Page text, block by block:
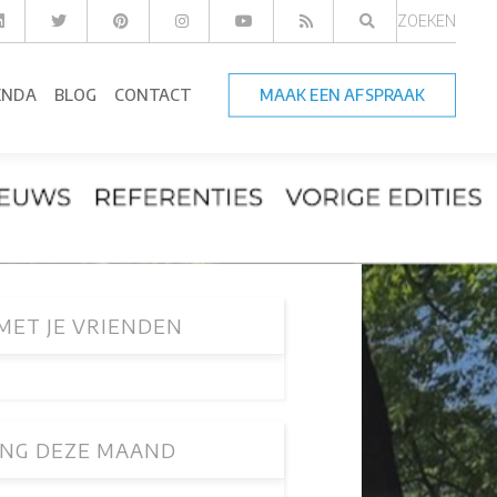
ZOEKEN
BLOG CONTACT MAAK EEN AFSPRAAK
JE VRIENDEN
DEZE MAAND